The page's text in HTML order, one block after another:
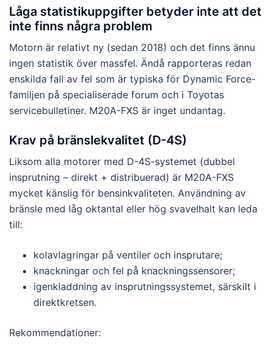
Låga statistikuppgifter betyder inte att det
inte finns några problem
Motorn är relativt ny (sedan 2018) och det finns ännu
ingen statistik över massfel. Ändå rapporteras redan
enskilda fall av fel som är typiska för Dynamic Force-
familjen på specialiserade forum och i Toyotas
servicebulletiner. M20A-FXS är inget undantag.
Krav på bränslekvalitet (D-4S)
Liksom alla motorer med D-4S-systemet (dubbel
insprutning – direkt + distribuerad) är M20A-FXS
mycket känslig för bensinkvaliteten. Användning av
bränsle med låg oktantal eller hög svavelhalt kan leda
till:
kolavlagringar på ventiler och insprutare;
knackningar och fel på knackningssensorer;
igenkladdning av insprutningssystemet, särskilt i
direktkretsen.
Rekommendationer: